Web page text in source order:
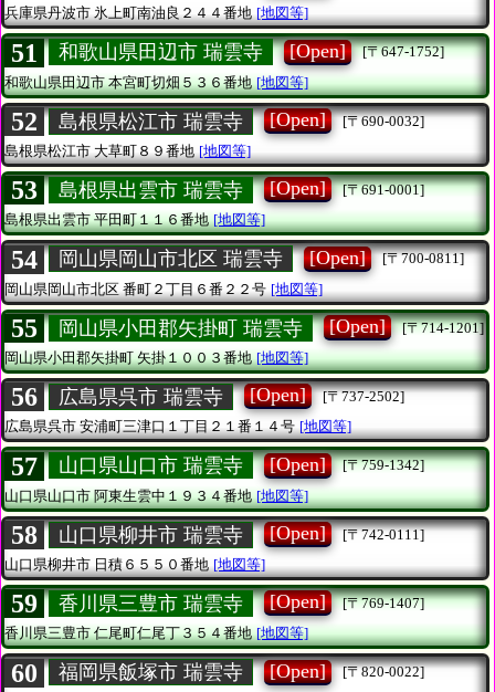
兵庫県丹波市氷上町南油良２４４番地 [地図等]
51 和歌山県田辺市 瑞雲寺 [Open]
[〒647-1752]
和歌山県田辺市本宮町切畑５３６番地 [地図等]
52 島根県松江市 瑞雲寺 [Open]
[〒690-0032]
島根県松江市大草町８９番地 [地図等]
53 島根県出雲市 瑞雲寺 [Open]
[〒691-0001]
島根県出雲市平田町１１６番地 [地図等]
54 岡山県岡山市北区 瑞雲寺 [Open]
[〒700-0811]
岡山県岡山市北区 番町２丁目６番２２号 [地図等]
55 岡山県小田郡矢掛町 瑞雲寺 [Open]
[〒714-1201]
岡山県小田郡矢掛町矢掛１００３番地 [地図等]
56 広島県呉市 瑞雲寺 [Open]
[〒737-2502]
広島県呉市安浦町三津口１丁目２１番１４号 [地図等]
57 山口県山口市 瑞雲寺 [Open]
[〒759-1342]
山口県山口市阿東生雲中１９３４番地 [地図等]
58 山口県柳井市 瑞雲寺 [Open]
[〒742-0111]
山口県柳井市日積６５５０番地 [地図等]
59 香川県三豊市 瑞雲寺 [Open]
[〒769-1407]
香川県三豊市仁尾町仁尾丁３５４番地 [地図等]
60 福岡県飯塚市 瑞雲寺 [Open]
[〒820-0022]